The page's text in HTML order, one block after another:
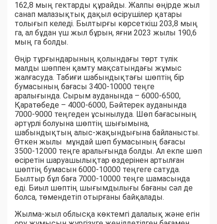
162,8 мың гектарды құрайды. Жалпы өңірде жыл
санап малазықтық дақыл өсірушілер қатары
толығып келеді. Былтырғы көрсеткіш 203,8 мың
га, ал бұдан үш жыл бұрын, яғни 2023 жылы 190,6
мың га болды.
Өңір тұрғындарының қолындағы төрт түлік
малды шөппен қамту мақсатындағы жұмыс
жалғасуда. Табиғи шабындықтағы шөптің бір
бумасының бағасы 3400-10000 теңге
аралығында. Сырым ауданында – 6000-6500,
Қаратөбеде – 4000-6000, Бәйтерек ауданында
7000-9000 теңгеден ұсынылуда. Шөп бағасының
әртүрлі болуына шөптің шығымына,
шабындықтың алыс-жақындығына байланысты.
Өткен жылы мұндай шөп бумасының бағасы
3500-12000 теңге аралығында болды. Ал екпе шөп
өсіретін шаруашылықтар өздерінен артылған
шөптің бумасын 6000-10000 теңгеге сатуда.
Былтыр бұл баға 7000-10000 теңге шамасында
еді. Биыл шөптің шығымдылығы бағаны сәл де
болса, төмендетіп отырғаны байқалады.
Жылма-жыл облысқа көктемгі далалық және егін